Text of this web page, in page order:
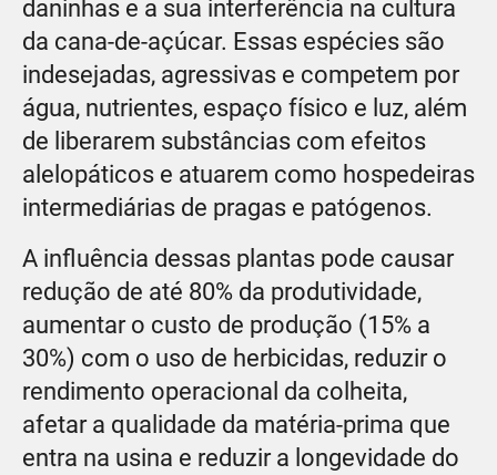
daninhas e a sua interferência na cultura
da cana-de-açúcar. Essas espécies são
indesejadas, agressivas e competem por
água, nutrientes, espaço físico e luz, além
de liberarem substâncias com efeitos
alelopáticos e atuarem como hospedeiras
intermediárias de pragas e patógenos.
A influência dessas plantas pode causar
redução de até 80% da produtividade,
aumentar o custo de produção (15% a
30%) com o uso de herbicidas, reduzir o
rendimento operacional da colheita,
afetar a qualidade da matéria-prima que
entra na usina e reduzir a longevidade do